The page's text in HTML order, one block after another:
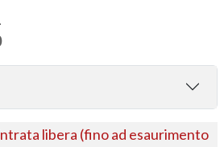
libera (fino ad esaurimento